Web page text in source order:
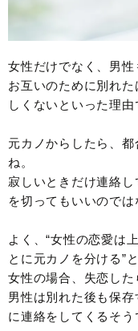
女性だけでなく、男性
お互いのために別れ
しくないといった理
元カノからしたら、
ね。
寂しいときだけ連絡
を切ってもいいのでは
よく、“女性の恋愛は
とに元カノを分ける”
女性の場合、失恋した
男性は別れた後も保
に連絡をしてくるそう